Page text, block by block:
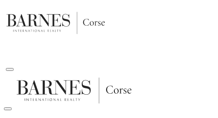
au
contenu